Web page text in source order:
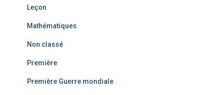
Leçon
Mathématiques
Non classé
Première
Première Guerre mondiale